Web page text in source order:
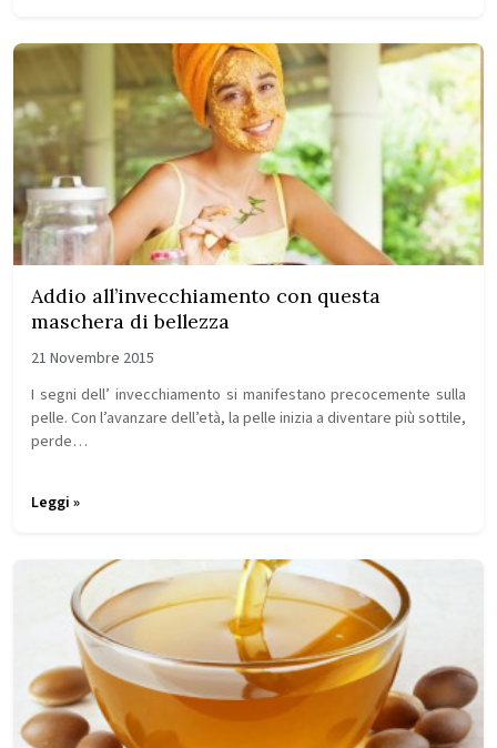
Addio all’invecchiamento con questa
maschera di bellezza
21 Novembre 2015
I segni dell’ invecchiamento si manifestano precocemente sulla
pelle. Con l’avanzare dell’età, la pelle inizia a diventare più sottile,
perde…
Leggi »